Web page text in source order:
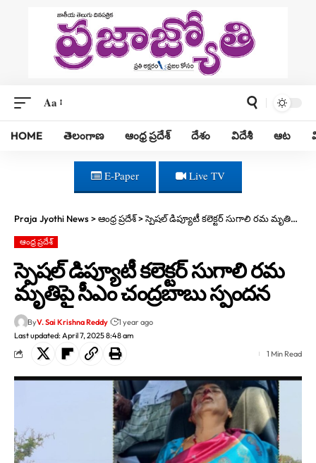
Aa
HOME తెలంగాణ ఆంధ్ర ప్రదేశ్ దేశం విదేశీ ఆట
E-Paper Live TV
Praja Jyothi News>ఆంధ్ర ప్రదేశ్>స్పెషల్ డిప్యూటీ కలెక్టర్ సుగాలి రమ మృతిపై సీఎం చంద్రబాబు స్పందన
ఆంధ్ర ప్రదేశ్
స్పెషల్ డిప్యూటీ కలెక్టర్ సుగాలి రమ
మృతిపై సీఎం చంద్రబాబు స్పందన
Last updated: April 7, 2025 8:48 am
ByV. Sai Krishna Reddy 1 year ago
1 Min Read